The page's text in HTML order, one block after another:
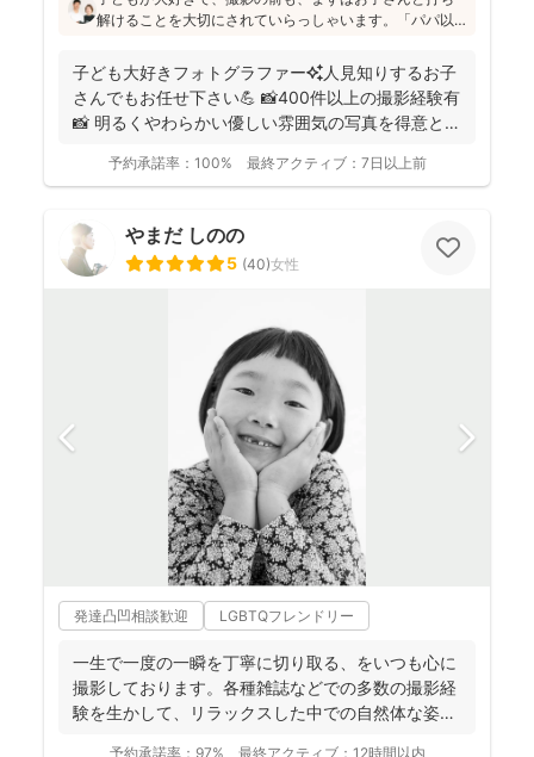
解けることを大切にされていらっしゃいます。「パパ以
た！」というお声も！明るく優しい雰囲気の仕上がりの
写真をお求めの方にはぜひおすすめです♪
子ども大好きフォトグラファー✨人見知りするお子
さんでもお任せ下さい💪 📸400件以上の撮影経験有
📸 明るくやわらかい優しい雰囲気の写真を得意とし
予約承諾率： 100% 最終アクティブ： 7日以上前
やまだ しのの
5 (40)女性
発達凸凹相談歓迎 LGBTQフレンドリー
一生で一度の一瞬を丁寧に切り取る、をいつも心に
撮影しております。各種雑誌などでの多数の撮影経
験を生かして、リラックスした中での自然体な姿の
予約承諾率： 97% 最終アクティブ： 12時間以内